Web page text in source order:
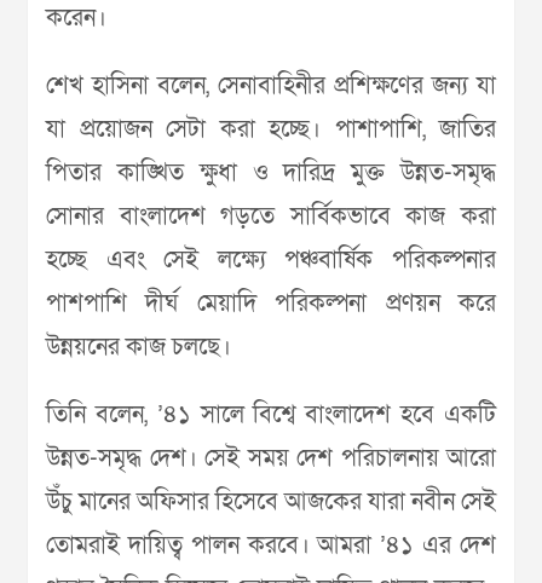
করেন।
শেখ হাসিনা বলেন, সেনাবাহিনীর প্রশিক্ষণের জন্য যা
যা প্রয়োজন সেটা করা হচ্ছে। পাশাপাশি, জাতির
পিতার কাঙ্খিত ক্ষুধা ও দারিদ্র মুক্ত উন্নত-সমৃদ্ধ
সোনার বাংলাদেশ গড়তে সার্বিকভাবে কাজ করা
হচ্ছে এবং সেই লক্ষ্যে পঞ্চবার্ষিক পরিকল্পনার
পাশপাশি দীর্ঘ মেয়াদি পরিকল্পনা প্রণয়ন করে
উন্নয়নের কাজ চলছে।
তিনি বলেন, ’৪১ সালে বিশ্বে বাংলাদেশ হবে একটি
উন্নত-সমৃদ্ধ দেশ। সেই সময় দেশ পরিচালনায় আরো
উঁচু মানের অফিসার হিসেবে আজকের যারা নবীন সেই
তোমরাই দায়িত্ব পালন করবে। আমরা ’৪১ এর দেশ